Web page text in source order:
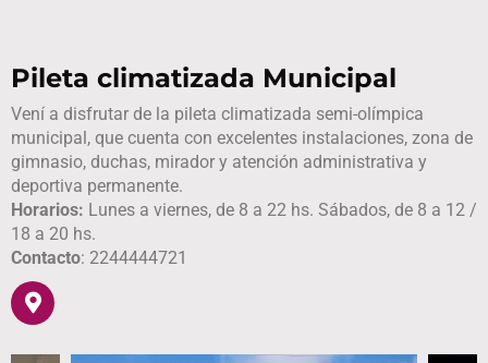
Pileta climatizada Municipal
Vení a disfrutar de la pileta climatizada semi-olímpica
municipal, que cuenta con excelentes instalaciones, zona de
gimnasio, duchas, mirador y atención administrativa y
deportiva permanente.
Horarios: Lunes a viernes, de 8 a 22 hs. Sábados, de 8 a 12 /
18 a 20 hs.
Contacto: 2244444721